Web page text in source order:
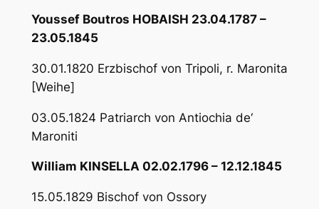
Youssef Boutros HOBAISH 23.04.1787 –
23.05.1845
30.01.1820 Erzbischof von Tripoli, r. Maronita
[Weihe]
03.05.1824 Patriarch von Antiochia de‘
Maroniti
William KINSELLA 02.02.1796 – 12.12.1845
15.05.1829 Bischof von Ossory